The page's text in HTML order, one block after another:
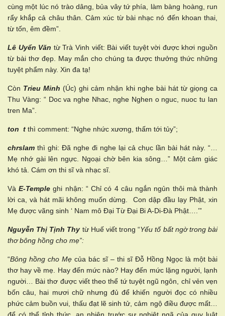
cùng một lúc nó trào dâng, bủa vây tứ phía, làm bàng hoàng, run
rẩy khắp cả châu thân. Cảm xúc từ bài nhạc nó đến khoan thai,
từ tốn, êm đềm”.
Lê Uyển Văn từ Trà Vinh viết: Bài viết tuyệt vời được khơi nguồn
từ bài thơ đẹp. May mắn cho chúng ta được thưởng thức những
tuyệt phẩm này. Xin đa tạ!
Còn Trieu Minh (Úc) ghi cảm nhận khi nghe bài hát từ giọng ca
Thu Vàng: “ Doc va nghe Nhac, nghe Nghen o nguc, nuoc tu lan
tren Ma”.
ton t thì comment: “Nghe nhức xương, thấm tới tủy”;
chrslam thì ghi: Đã nghe đi nghe lại cả chục lần bài hát này. “…
Mẹ nhớ gài lên ngực. Ngoại chờ bên kia sông…” Một cảm giác
khó tả. Cám ơn thi sĩ và nhạc sĩ.
VàE-Temple ghi nhận: “ Chỉ có 4 câu ngắn ngủn thôi mà thành
lời ca, và hát mãi không muốn dừng. Con dập đầu lạy Phật, xin
Mẹ được vãng sinh ‘ Nam mô Đại Từ Đại Bi A-Di-Đà Phật….’”
Nguyễn Thị Tịnh Thy từ Huế viết trong “Yếu tố bất ngờ trong bài
thơ bông hồng cho mẹ”:
“Bông hồng cho Mẹ của bác sĩ – thi sĩ Đỗ Hồng Ngọc là một bài
thơ hay về mẹ. Hay đến mức nào? Hay đến mức lặng người, lạnh
người… Bài thơ được viết theo thể tứ tuyệt ngũ ngôn, chỉ vẻn vẹn
bốn câu, hai mươi chữ nhưng đủ để khiến người đọc có nhiều
phức cảm buồn vui, thấu đạt lẽ sinh tử, cảm ngộ điều được mất…